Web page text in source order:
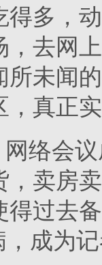
多，
，去网
未闻
，真正
络会
，卖房
得过去
，成为